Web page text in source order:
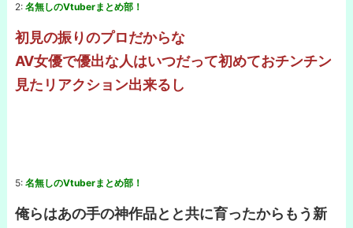
2: 名無しのVtuberまとめ部！
初見の振りのプロだからな
AV女優で優出な人はいつだって初めておチンチン
見たリアクション出来るし
5: 名無しのVtuberまとめ部！
俺らはあの手の神作品とと共に育ったからもう新